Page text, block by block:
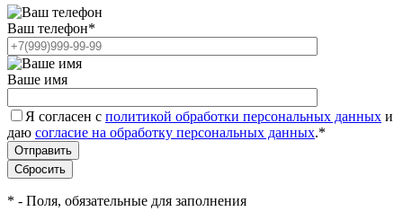
Ваш телефон*
Ваше имя
Я согласен с политикой обработки персональных данных и
даю согласие на обработку персональных данных.*
* - Поля, обязательные для заполнения